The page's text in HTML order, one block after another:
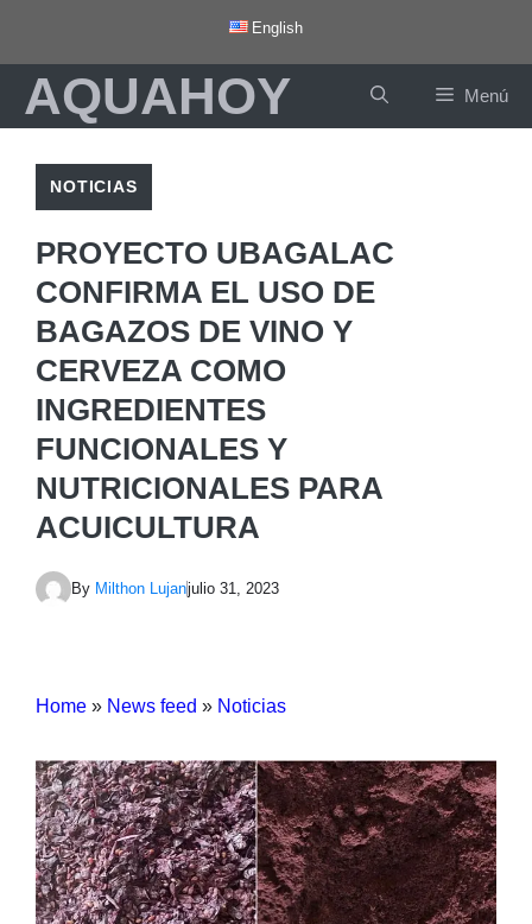
contenido
English
AQUAHOY Menú
NOTICIAS
PROYECTO UBAGALAC
CONFIRMA EL USO DE
BAGAZOS DE VINO Y
CERVEZA COMO
INGREDIENTES
FUNCIONALES Y
NUTRICIONALES PARA
ACUICULTURA
By Milthon Lujanjulio 31, 2023
Home » News feed » Noticias